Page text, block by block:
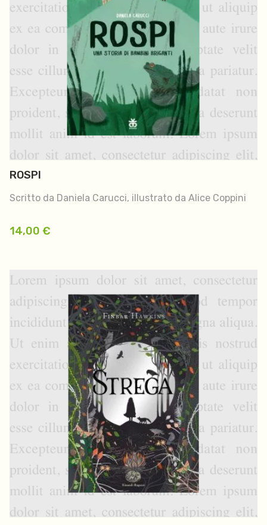
ROSPI
Scritto da Daniela Carucci, illustrato da Alice Coppini
14,00 €